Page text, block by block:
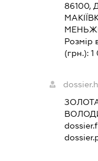
86100,
Розмір
(грн.): 1